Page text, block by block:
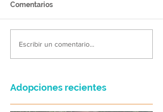
Comentarios
Escribir un comentario...
Adopciones recientes